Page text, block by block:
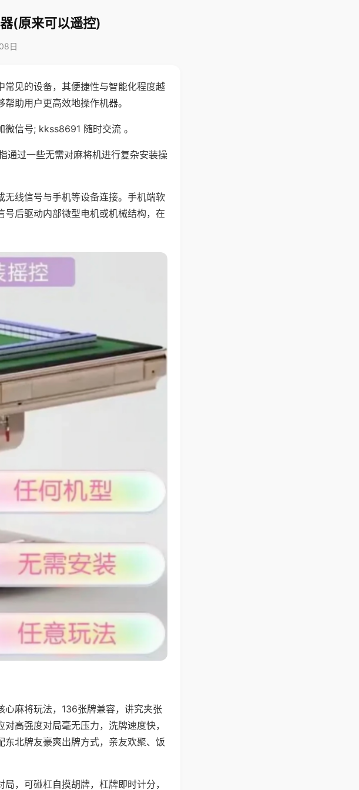
(原来可以遥控)
日
常见的设备，其便捷性与智能化程度越
助用户更高效地操作机器。
信号; kkss8691 随时交流 。
通过一些无需对麻将机进行复杂安装操
线信号与手机等设备连接。手机端软
后驱动内部微型电机或机械结构，在
心麻将玩法，136张牌兼容，讲究夹张
高强度对局毫无压力，洗牌速度快，
北牌友豪爽出牌方式，亲友欢聚、饭
，可碰杠自摸胡牌，杠牌即时计分，